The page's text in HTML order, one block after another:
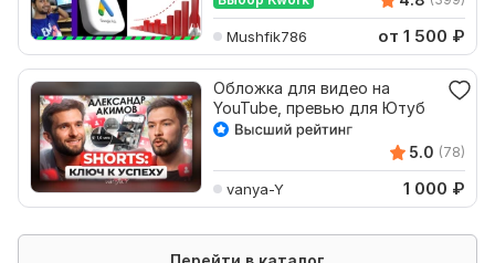
Mushfik786 от 1 500 ₽
Обложка для видео на
YouTube, превью для Ютуб
5.0 (78)
vanya-Y 1 000 ₽